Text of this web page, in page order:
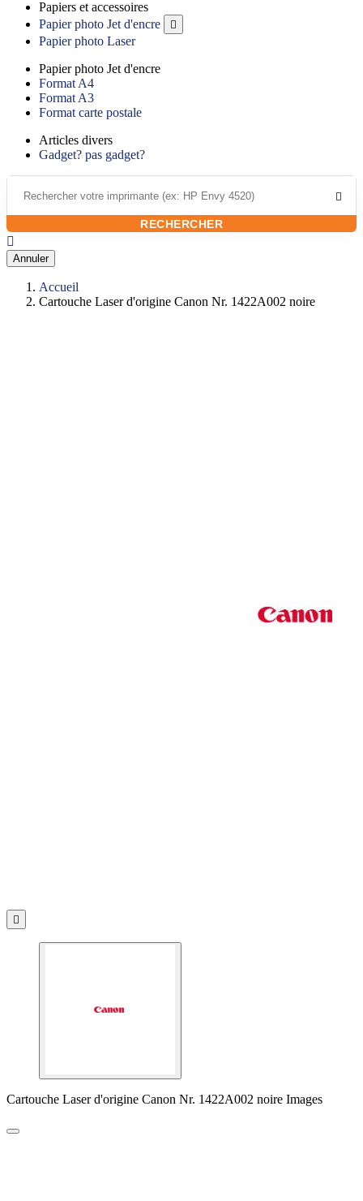
Papiers et accessoires
Papier photo Jet d'encre

Papier photo Laser
Papier photo Jet d'encre
Format A4
Format A3
Format carte postale
Articles divers
Gadget? pas gadget?
RECHERCHER


Annuler
Accueil
Cartouche Laser d'origine Canon Nr. 1422A002 noire

Cartouche Laser d'origine Canon Nr. 1422A002 noire Images